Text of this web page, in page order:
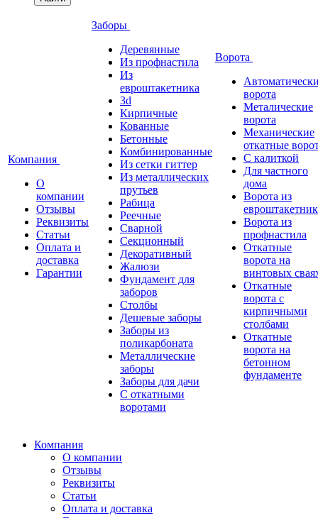
Компания
О
компании
Отзывы
Реквизиты
Статьи
Оплата и
доставка
Гарантии
Заборы
Деревянные
Из профнастила
Из
евроштакетника
3d
Кирпичные
Кованные
Бетонные
Комбинированные
Из сетки гиттер
Из металлических
прутьев
Рабица
Реечные
Сварной
Секционный
Декоративный
Жалюзи
Фундамент для
заборов
Столбы
Дешевые заборы
Заборы из
поликарбоната
Металлические
заборы
Заборы для дачи
С откатными
воротами
Ворота
ворота
Металические
ворота
Механические
откатные
С калиткой
Для частного
дома
Ворота из
Ворота из
профнастила
Откатные
ворота на
винтовых
Откатные
ворота с
кирпичными
столбами
Откатные
ворота на
бетонном
фундаменте
Компания
О компании
Отзывы
Реквизиты
Статьи
Оплата и доставка